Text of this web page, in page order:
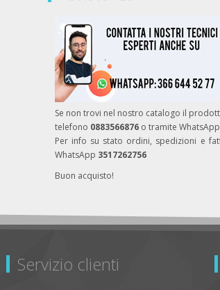
Se non trovi nel nostro catalogo il
telefono 0883566876 o tramite WhatsApp
Per info su stato ordini, spedizioni e
WhatsApp 3517262756
Buon acquisto!
Servizio clienti